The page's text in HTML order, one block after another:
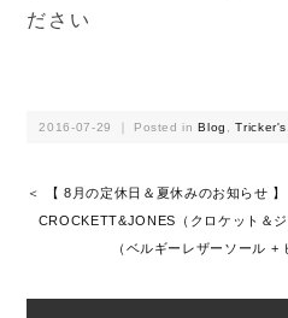
ださい
2016-07-29 ｜ Posted inBlog ,Tricker's
＜ 【 8月の定休日＆夏休みのお知らせ 】
CROCKETT&JONES（クロケット＆
（ベルギーレザーソール +